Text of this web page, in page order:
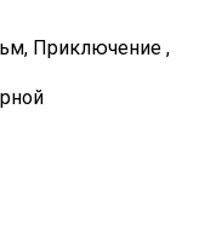
Приключение ,